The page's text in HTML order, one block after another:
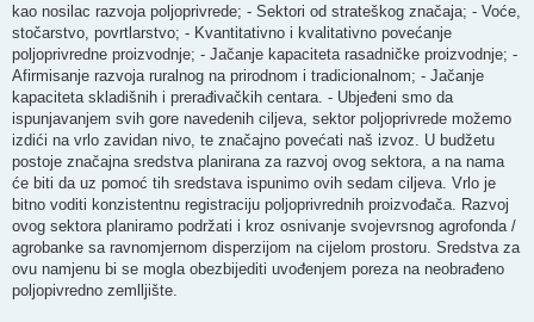
kao nosilac razvoja poljoprivrede; - Sektori od strateškog značaja; - Voće,
stočarstvo, povrtlarstvo; - Kvantitativno i kvalitativno povećanje
poljoprivredne proizvodnje; - Jačanje kapaciteta rasadničke proizvodnje; -
Afirmisanje razvoja ruralnog na prirodnom i tradicionalnom; - Jačanje
kapaciteta skladišnih i prerađivačkih centara. - Ubjeđeni smo da
ispunjavanjem svih gore navedenih ciljeva, sektor poljoprivrede možemo
izdići na vrlo zavidan nivo, te značajno povećati naš izvoz. U budžetu
postoje značajna sredstva planirana za razvoj ovog sektora, a na nama
će biti da uz pomoć tih sredstava ispunimo ovih sedam ciljeva. Vrlo je
bitno voditi konzistentnu registraciju poljoprivrednih proizvođača. Razvoj
ovog sektora planiramo podržati i kroz osnivanje svojevrsnog agrofonda /
agrobanke sa ravnomjernom disperzijom na cijelom prostoru. Sredstva za
ovu namjenu bi se mogla obezbijediti uvođenjem poreza na neobrađeno
poljopivredno zemlljište.